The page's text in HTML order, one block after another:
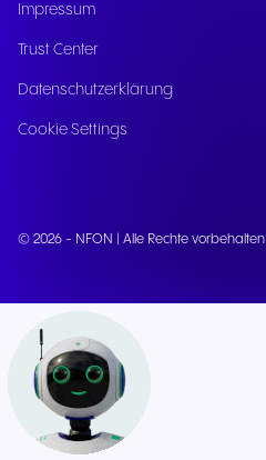
Impressum
Trust Center
Datenschutzerklärung
Cookie Settings
© 2026 - NFON | Alle Rechte vorbehalten.